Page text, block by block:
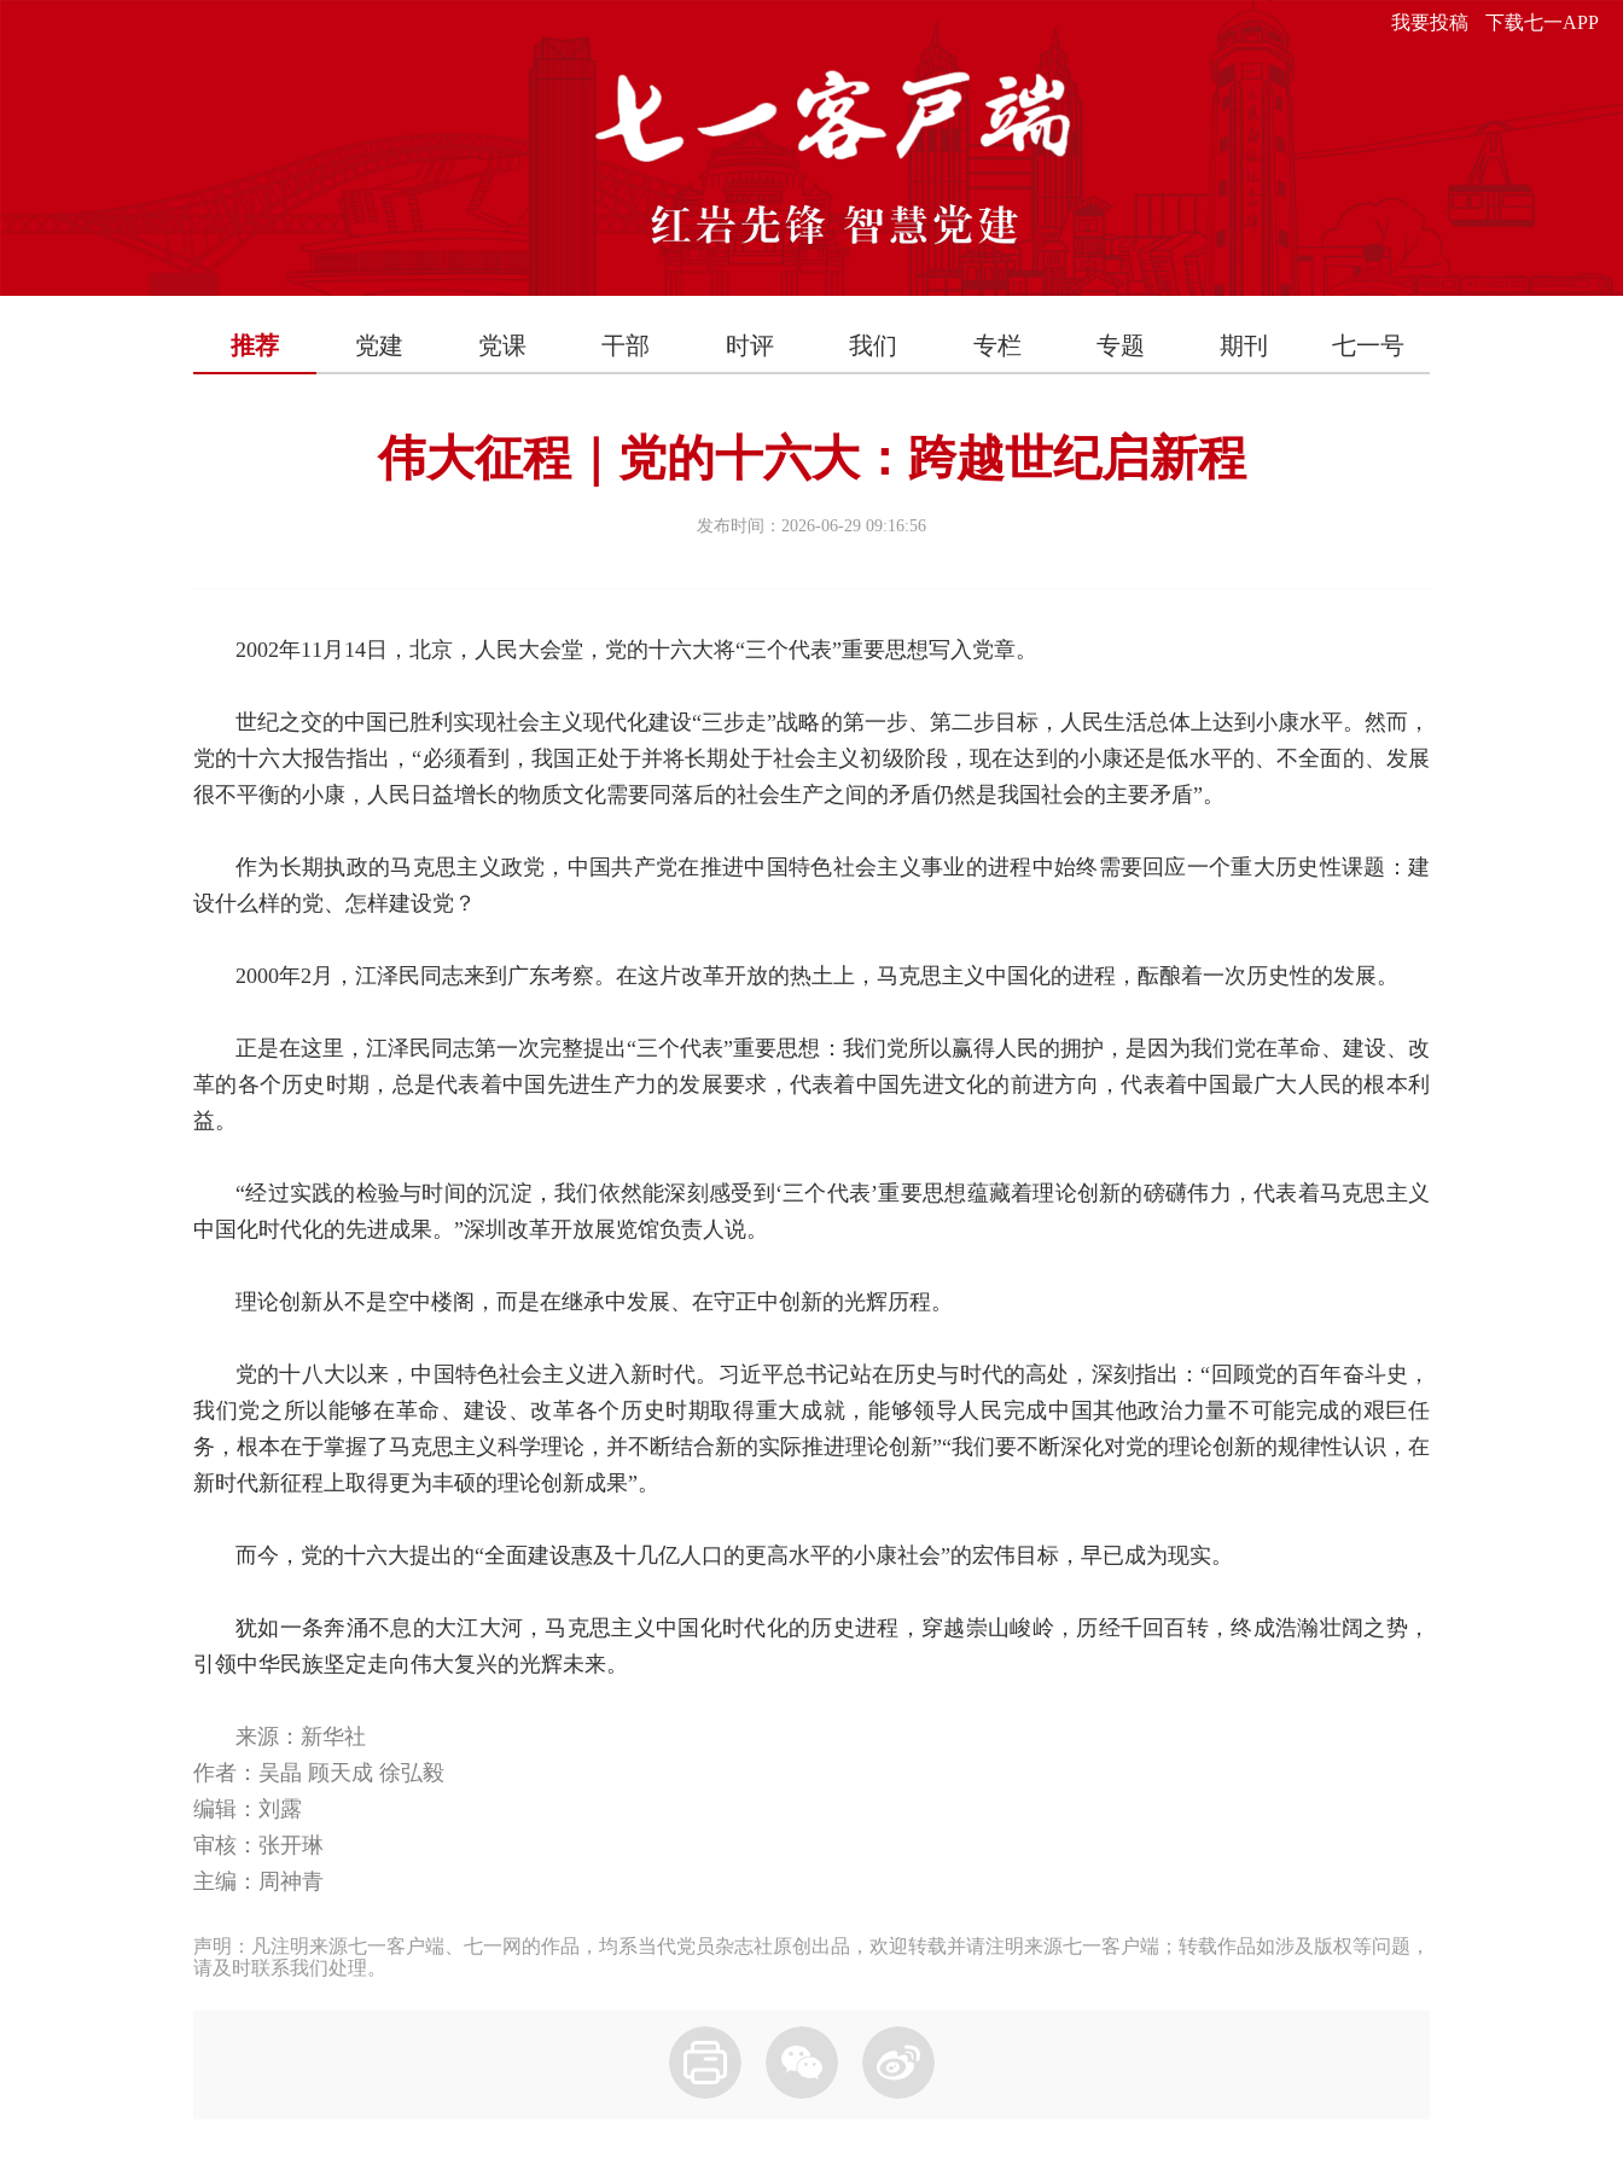
我要投稿 下载七一APP
推荐 党建 党课 干部 时评 我们 专栏 专题 期刊 七一号
伟大征程｜党的十六大：跨越世纪启新程
发布时间：2026-06-29 09:16:56
2002年11月14日，北京，人民大会堂，党的十六大将“三个代表”重要思想写入党章。
世纪之交的中国已胜利实现社会主义现代化建设“三步走”战略的第一步、第二步目标，人民生活总体上达到小康水平。然而，
党的十六大报告指出，“必须看到，我国正处于并将长期处于社会主义初级阶段，现在达到的小康还是低水平的、不全面的、发展
很不平衡的小康，人民日益增长的物质文化需要同落后的社会生产之间的矛盾仍然是我国社会的主要矛盾”。
作为长期执政的马克思主义政党，中国共产党在推进中国特色社会主义事业的进程中始终需要回应一个重大历史性课题：建
设什么样的党、怎样建设党？
2000年2月，江泽民同志来到广东考察。在这片改革开放的热土上，马克思主义中国化的进程，酝酿着一次历史性的发展。
正是在这里，江泽民同志第一次完整提出“三个代表”重要思想：我们党所以赢得人民的拥护，是因为我们党在革命、建设、改
革的各个历史时期，总是代表着中国先进生产力的发展要求，代表着中国先进文化的前进方向，代表着中国最广大人民的根本利
益。
“经过实践的检验与时间的沉淀，我们依然能深刻感受到‘三个代表’重要思想蕴藏着理论创新的磅礴伟力，代表着马克思主义
中国化时代化的先进成果。”深圳改革开放展览馆负责人说。
理论创新从不是空中楼阁，而是在继承中发展、在守正中创新的光辉历程。
党的十八大以来，中国特色社会主义进入新时代。习近平总书记站在历史与时代的高处，深刻指出：“回顾党的百年奋斗史，
我们党之所以能够在革命、建设、改革各个历史时期取得重大成就，能够领导人民完成中国其他政治力量不可能完成的艰巨任
务，根本在于掌握了马克思主义科学理论，并不断结合新的实际推进理论创新”“我们要不断深化对党的理论创新的规律性认识，在
新时代新征程上取得更为丰硕的理论创新成果”。
而今，党的十六大提出的“全面建设惠及十几亿人口的更高水平的小康社会”的宏伟目标，早已成为现实。
犹如一条奔涌不息的大江大河，马克思主义中国化时代化的历史进程，穿越崇山峻岭，历经千回百转，终成浩瀚壮阔之势，
引领中华民族坚定走向伟大复兴的光辉未来。
来源：新华社
作者： 吴晶 顾天成 徐弘毅
编辑：刘露
审核：张开琳
主编：周神青
声明：凡注明来源七一客户端、七一网的作品，均系当代党员杂志社原创出品，欢迎转载并请注明来源七一客户端；转载作品如涉及版权等问题，
请及时联系我们处理。